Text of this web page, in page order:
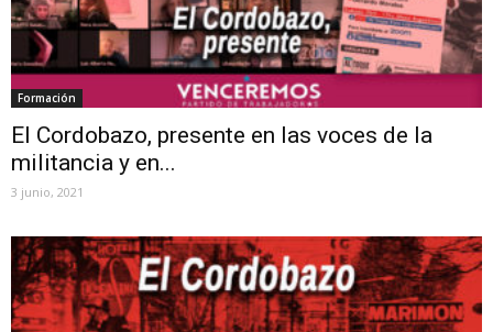
Formación
El Cordobazo, presente en las voces de la
militancia y en...
3 junio, 2021